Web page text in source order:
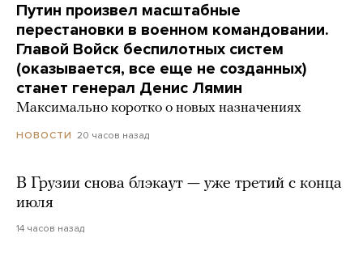
Путин произвел масштабные
перестановки в военном командовании.
Главой Войск беспилотных систем
(оказывается, все еще не созданных)
станет генерал Денис Лямин
Максимально коротко о новых назначениях
НОВОСТИ 20 часов назад
В Грузии снова блэкаут — уже третий с конца
июля
14 часов назад